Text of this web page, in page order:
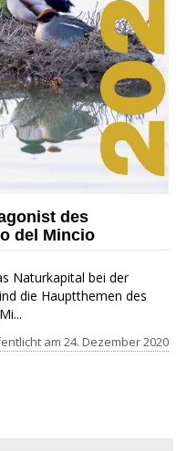
des
del Mincio
Naturkapital bei der
die Hauptthemen des
am 24. Dezember 2020